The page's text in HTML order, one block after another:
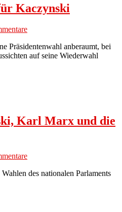
Kaczynski
Präsidentenwahl anberaumt, bei
auf seine Wiederwahl
Karl Marx und die
des nationalen Parlaments